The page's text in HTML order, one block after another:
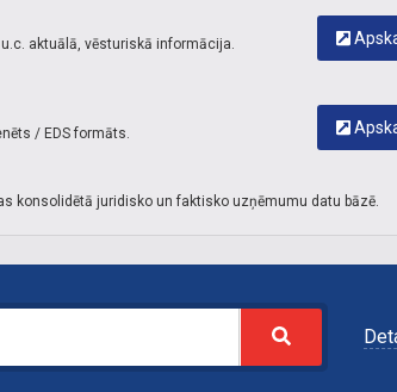
aktuālā, vēsturiskā informācija.
/ EDS formāts.
konsolidētā juridisko un faktisko uzņēmumu datu bāzē.